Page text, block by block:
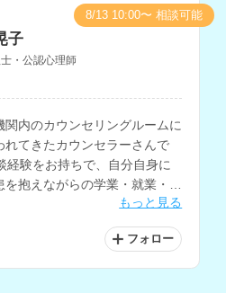
子
・公認心理師
内のカウンセリングルームに
れてきたカウンセラーさんで
経験をお持ちで、自分自身に
抱えながらの学業・就業・就
もっと見る
フォロー
8/13 10:00〜 相談可能